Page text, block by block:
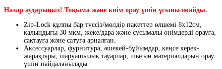
Назар аударыңыз! Тоқыма және киім орау үшін ұсынылмайды.
Zip-Lock құлпы бар түссіз/мөлдір пакеттер өлшемі 8х12см,
қалыңдығы 30 мкм, жеке/дара және сусымалы өнімдерді орауға,
сақтауға және сатуға арналған.
Аксессуарлар, фурнитура, әшекей-бұйымдар, кеңсе керек-
жарақтары, шаруашылық тауарлар, шығын материалдарын орау
үшін пайдаланылады.